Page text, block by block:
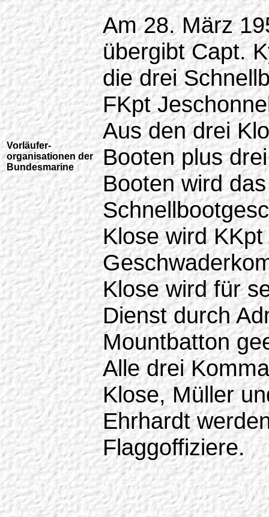
Vorläufer-
organisationen der
Bundesmarine
Am 28. März
übergibt Capt.
die drei
FKpt
Aus den drei
Booten plus
Booten wird
Klose wird
Klose wird für
Dienst durch
Mountbatton
Alle drei
Klose, Müller
Ehrhardt
Flaggoffiziere.